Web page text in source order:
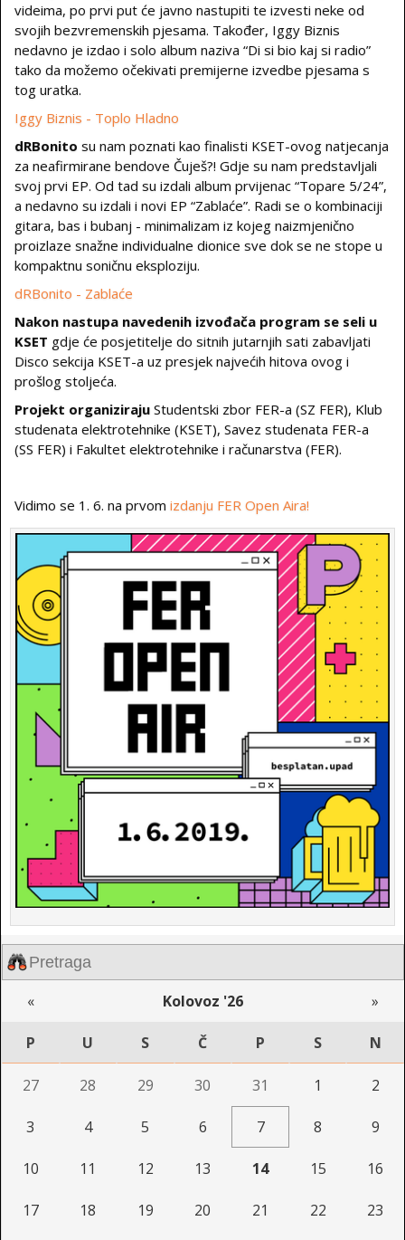
videima, po prvi put će javno nastupiti te izvesti neke od
svojih bezvremenskih pjesama. Također, Iggy Biznis
nedavno je izdao i solo album naziva “Di si bio kaj si radio”
tako da možemo očekivati premijerne izvedbe pjesama s
tog uratka.
Iggy Biznis - Toplo Hladno
dRBonito su nam poznati kao finalisti KSET-ovog natjecanja
za neafirmirane bendove Čuješ?! Gdje su nam predstavljali
svoj prvi EP. Od tad su izdali album prvijenac “Topare 5/24”,
a nedavno su izdali i novi EP “Zablaće”. Radi se o kombinaciji
gitara, bas i bubanj - minimalizam iz kojeg naizmjenično
proizlaze snažne individualne dionice sve dok se ne stope u
kompaktnu soničnu eksploziju.
dRBonito - Zablaće
Nakon nastupa navedenih izvođača program se seli u
KSET gdje će posjetitelje do sitnih jutarnjih sati zabavljati
Disco sekcija KSET-a uz presjek najvećih hitova ovog i
prošlog stoljeća.
Projekt organiziraju Studentski zbor FER-a (SZ FER), Klub
studenata elektrotehnike (KSET), Savez studenata FER-a
(SS FER) i Fakultet elektrotehnike i računarstva (FER).
Vidimo se 1. 6. na prvom izdanju FER Open Aira!
« Kolovoz '26 »
P U S Č P S N
27 28 29 30 31 1 2
3 4 5 6 7 8 9
10 11 12 13 14 15 16
17 18 19 20 21 22 23